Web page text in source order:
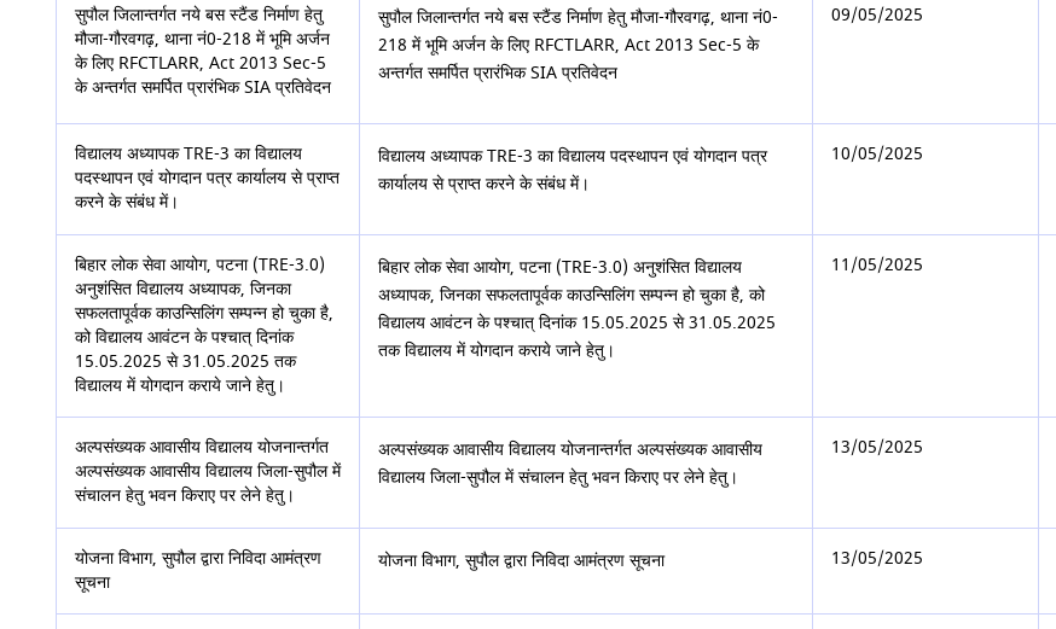
सुपौल जिलान्तर्गत नये बस स्टैंड निर्माण हेतु
मौजा-गौरवगढ़, थाना नं0-218 में भूमि अर्जन
के लिए RFCTLARR, Act 2013 Sec-5
के अन्तर्गत समर्पित प्रारंभिक SIA प्रतिवेदन
सुपौल जिलान्तर्गत नये बस स्टैंड निर्माण हेतु मौजा-गौरवगढ़, थाना नं0-
218 में भूमि अर्जन के लिए RFCTLARR, Act 2013 Sec-5 के
अन्तर्गत समर्पित प्रारंभिक SIA प्रतिवेदन
09/05/2025
विद्यालय अध्यापक TRE-3 का विद्यालय
पदस्थापन एवं योगदान पत्र कार्यालय से प्राप्त
करने के संबंध में।
विद्यालय अध्यापक TRE-3 का विद्यालय पदस्थापन एवं योगदान पत्र
कार्यालय से प्राप्त करने के संबंध में।
10/05/2025
बिहार लोक सेवा आयोग, पटना (TRE-3.0)
अनुशंसित विद्यालय अध्यापक, जिनका
सफलतापूर्वक काउन्सिलिंग सम्पन्न हो चुका है,
को विद्यालय आवंटन के पश्चात् दिनांक
15.05.2025 से 31.05.2025 तक
विद्यालय में योगदान कराये जाने हेतु।
बिहार लोक सेवा आयोग, पटना (TRE-3.0) अनुशंसित विद्यालय
अध्यापक, जिनका सफलतापूर्वक काउन्सिलिंग सम्पन्न हो चुका है, को
विद्यालय आवंटन के पश्चात् दिनांक 15.05.2025 से 31.05.2025
तक विद्यालय में योगदान कराये जाने हेतु।
11/05/2025
अल्पसंख्यक आवासीय विद्यालय योजनान्तर्गत
अल्पसंख्यक आवासीय विद्यालय जिला-सुपौल में
संचालन हेतु भवन किराए पर लेने हेतु।
अल्पसंख्यक आवासीय विद्यालय योजनान्तर्गत अल्पसंख्यक आवासीय
विद्यालय जिला-सुपौल में संचालन हेतु भवन किराए पर लेने हेतु।
13/05/2025
योजना विभाग, सुपौल द्वारा निविदा आमंत्रण
सूचना
योजना विभाग, सुपौल द्वारा निविदा आमंत्रण सूचना 13/05/2025